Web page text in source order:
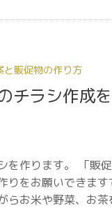
と販促物の作り方
チラシ作成
を作ります。 「販
りをお願いできます
らお米や野菜、お